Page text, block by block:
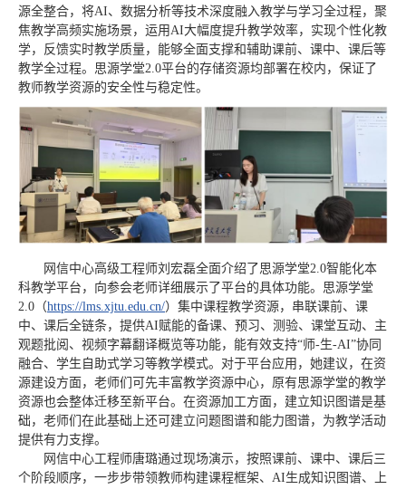
源全整合，将AI、数据分析等技术深度融入教学与学习全过程，聚
焦教学高频实施场景，运用AI大幅度提升教学效率，实现个性化教
学，反馈实时教学质量，能够全面支撑和辅助课前、课中、课后等
教学全过程。思源学堂2.0平台的存储资源均部署在校内，保证了
教师教学资源的安全性与稳定性。
网信中心高级工程师刘宏磊全面介绍了思源学堂2.0智能化本
科教学平台，向参会老师详细展示了平台的具体功能。思源学堂
2.0（https://lms.xjtu.edu.cn/）集中课程教学资源，串联课前、课
中、课后全链条，提供AI赋能的备课、预习、测验、课堂互动、主
观题批阅、视频字幕翻译概览等功能，能有效支持“师-生-AI”协同
融合、学生自助式学习等教学模式。对于平台应用，她建议，在资
源建设方面，老师们可先丰富教学资源中心，原有思源学堂的教学
资源也会整体迁移至新平台。在资源加工方面，建立知识图谱是基
础，老师们在此基础上还可建立问题图谱和能力图谱，为教学活动
提供有力支撑。
网信中心工程师唐璐通过现场演示，按照课前、课中、课后三
个阶段顺序，一步步带领教师构建课程框架、AI生成知识图谱、上